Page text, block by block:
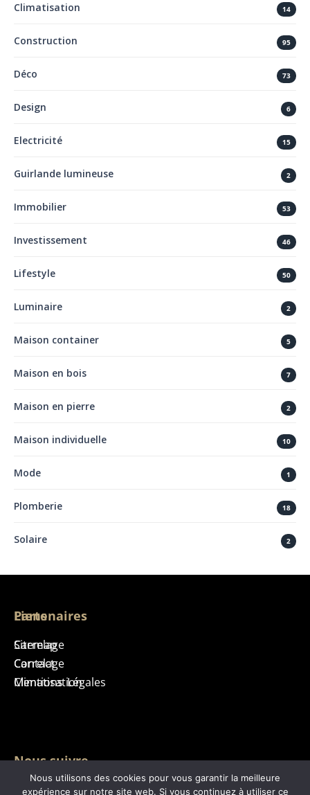
Climatisation 14
Construction 95
Déco 73
Design 6
Electricité 15
Guirlande lumineuse 2
Immobilier 53
Investissement 46
Lifestyle 50
Luminaire 2
Maison container 5
Maison en bois 7
Maison en pierre 2
Maison individuelle 10
Mode 1
Plomberie 18
Solaire 2
Liens
Sitemap
Contact
Mentions Légales
Partenaires
Carrelage
Carrelage
Climatisation
Nous suivre
Nous utilisons des cookies pour vous garantir la meilleure
expérience sur notre site web. Si vous continuez à utiliser ce